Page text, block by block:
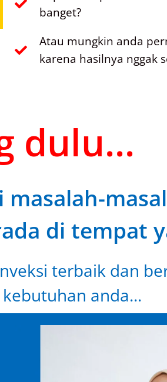
banget?
Atau mungkin anda
karena hasilnya nggak
dulu...
masalah-
di tempat
terbaik dan
anda...